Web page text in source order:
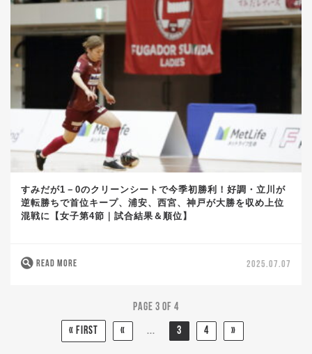
すみだが1－0のクリーンシートで今季初勝利！好調・立川が
逆転勝ちで首位キープ、浦安、西宮、神戸が大勝を収め上位
混戦に【女子第4節｜試合結果＆順位】
READ MORE 2025.07.07
Page 3 of 4
« First « ... 3 4 »